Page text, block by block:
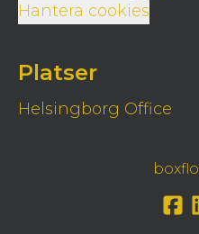
Hantera cookies
Platser
Helsingborg Office